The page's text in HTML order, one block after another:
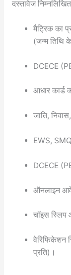
दस्तावेज
मैट्रिक का
(जन्म तिथि
DCECE
आधार कार्ड
जाति,
EWS,
DCECE
ऑनलाइन
चॉइस स्लिप
वेरिफिकेशन
प्रति)।